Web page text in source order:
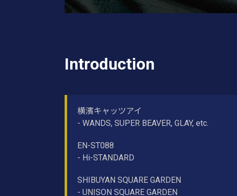
Introduction
横濱キャッツアイ
- WANDS, SUPER BEAVER, GLAY, etc.
EN-ST088
- Hi-STANDARD
SHIBUYAN SQUARE GARDEN
- UNISON SQUARE GARDEN